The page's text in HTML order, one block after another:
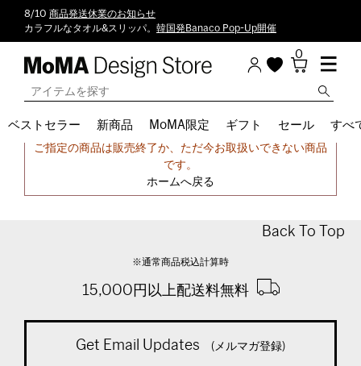
8/10 商品発送休業のお知らせ
カラフルなタオル&スリッパ。 韓国発Banaco Pop-Up開催
0
ベストセラー 新商品 MoMA限定 ギフト セール すべ
申し訳ございません。
ご指定の商品は販売終了か、ただ今お取扱いできない商品
です。
ホームへ戻る
Back To Top
※通常商品税込計算時
15,000円以上配送料無料
Get Email Updates (メルマガ登録)